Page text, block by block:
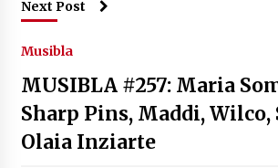
Next Post
Musibla
MUSIBLA #257: Maria
Sharp Pins, Maddi, Wilco,
Olaia Inziarte